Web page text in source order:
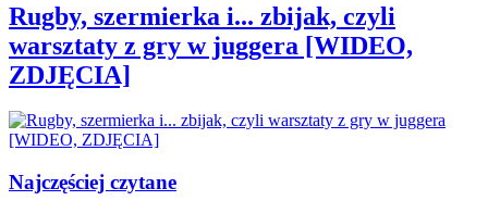
Rugby, szermierka i... zbijak, czyli
warsztaty z gry w juggera [WIDEO,
ZDJĘCIA]
Najczęściej czytane